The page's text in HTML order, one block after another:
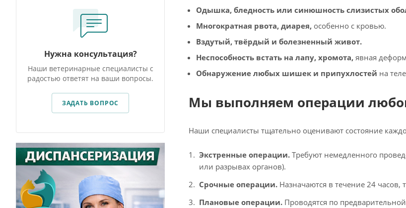
Одышка, бледность или синюшность слизистых
Многократная рвота, диарея, особенно с кровью.
Вздутый, твёрдый и болезненный живот.
Неспособность встать на лапу, хромота, явная
Обнаружение любых шишек и припухлостей на
Мы выполняем операции
Наши специалисты тщательно оценивают состояние
Экстренные операции. Требуют немедленного
или разрывах органов).
Срочные операции. Назначаются в течение 24 часов,
Плановые операции. Проводятся по
Нужна консультация?
Наши ветеринарные специалисты с
радостью ответят на ваши вопросы.
ЗАДАТЬ ВОПРОС